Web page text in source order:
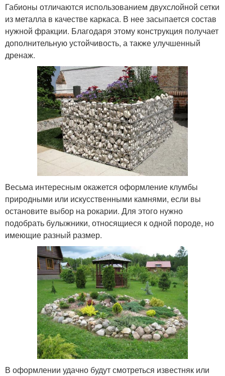
Габионы отличаются использованием двухслойной сетки
из металла в качестве каркаса. В нее засыпается состав
нужной фракции. Благодаря этому конструкция получает
дополнительную устойчивость, а также улучшенный
дренаж.
Весьма интересным окажется оформление клумбы
природными или искусственными камнями, если вы
остановите выбор на рокарии. Для этого нужно
подобрать булыжники, относящиеся к одной породе, но
имеющие разный размер.
В оформлении удачно будут смотреться известняк или